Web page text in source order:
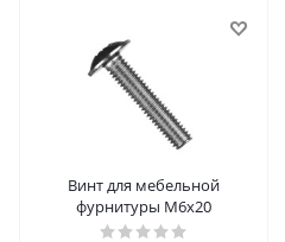
Винт для мебельной
фурнитуры М6х20